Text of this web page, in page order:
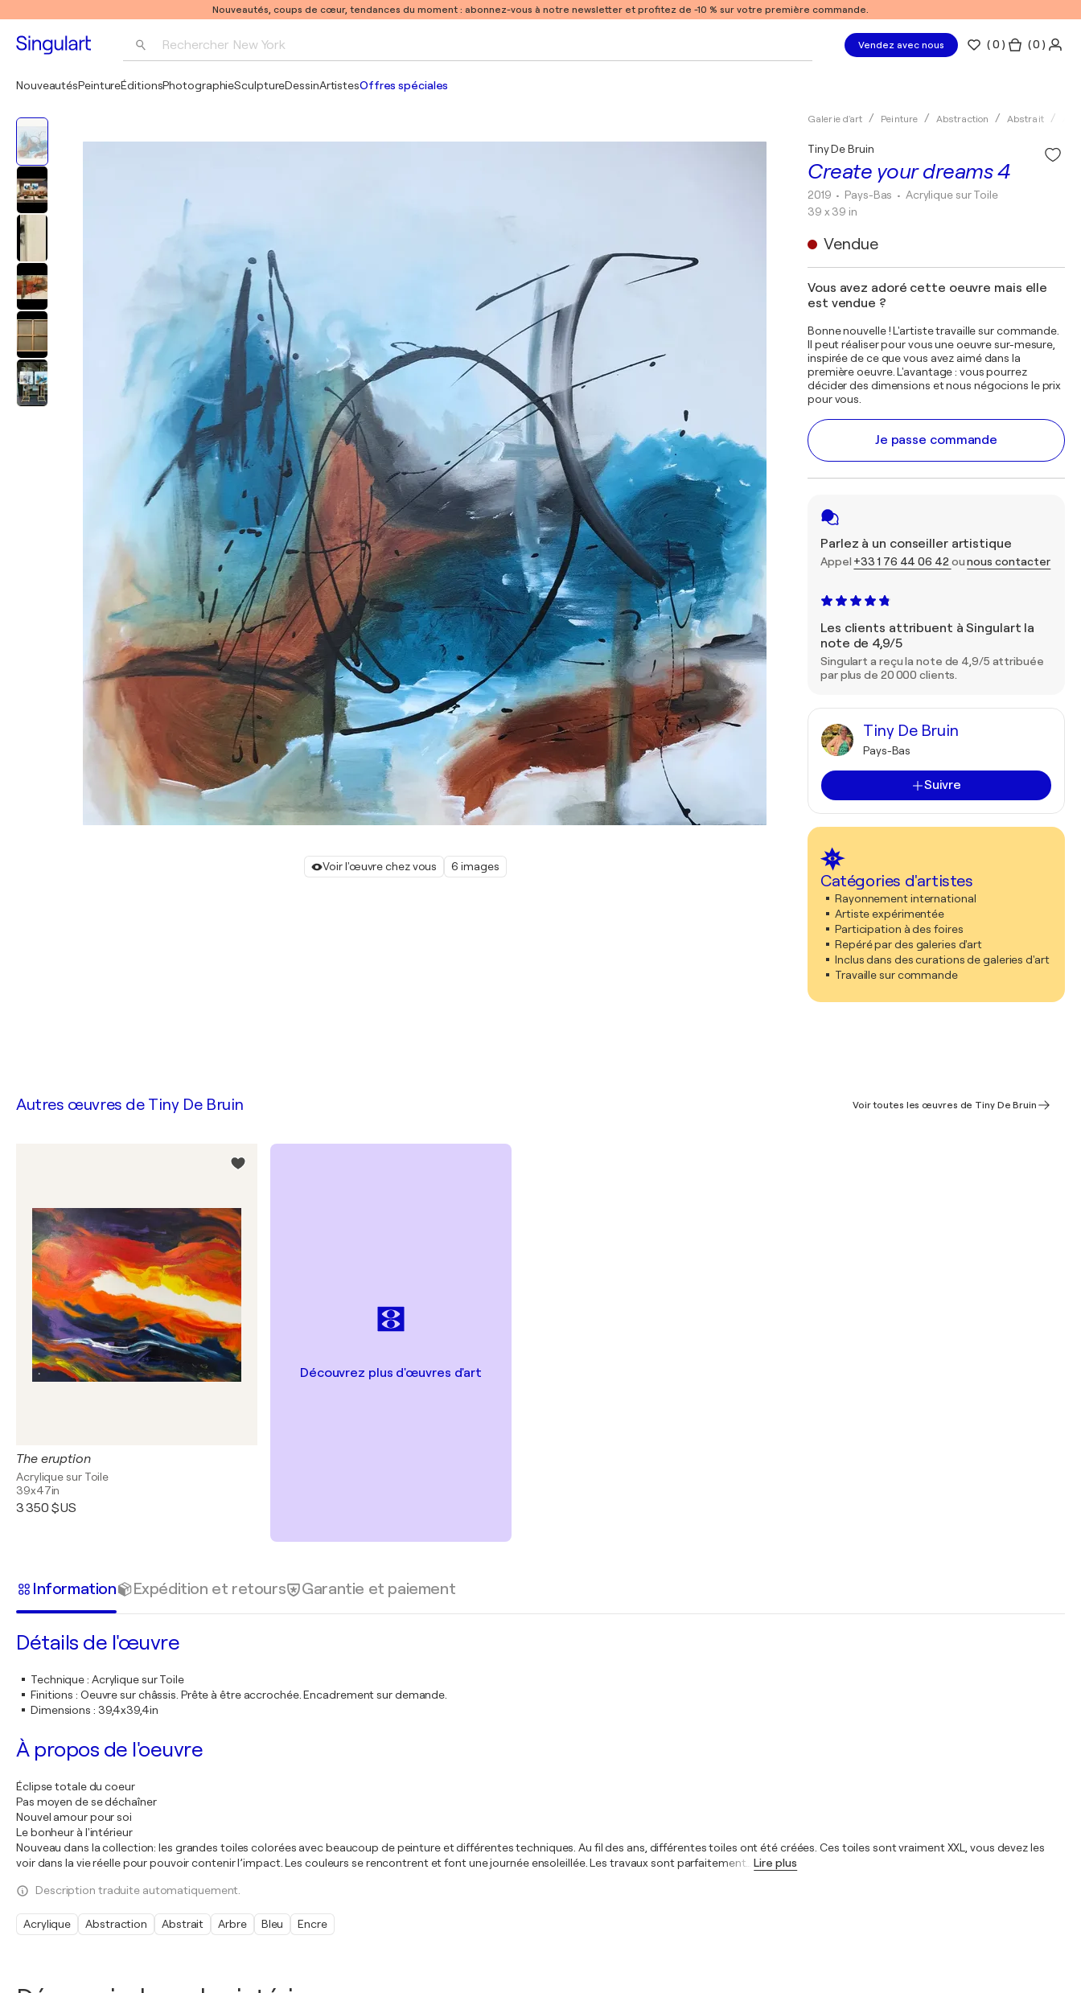
Nouveautés, coups de cœur, tendances du moment : abonnez-vous à notre newsletter et profitez de -10 % sur votre première commande.
Rechercher New York
Pablo Picasso
Vendez avec nous (0 ) ( 0 )
NouveautésPeintureÉditionsPhotographieSculptureDessinArtistesOffres spéciales
Voir l'œuvre chez vous 6 images
Galerie d'art Peinture Abstraction Abstrait
Create your dreams 4
Tiny De Bruin
2019 • Pays-Bas • Acrylique sur Toile
39 x 39 in
Vendue
Vous avez adoré cette oeuvre mais elle
est vendue ?
Bonne nouvelle ! L'artiste travaille sur commande.
Il peut réaliser pour vous une oeuvre sur-mesure,
inspirée de ce que vous avez aimé dans la
première oeuvre. L'avantage : vous pourrez
décider des dimensions et nous négocions le prix
pour vous.
Je passe commande
Parlez à un conseiller artistique
Appel +33 1 76 44 06 42 ounous contacter
Les clients attribuent à Singulart la
note de 4,9/5
Singulart a reçu la note de 4,9/5 attribuée
par plus de 20 000 clients.
Tiny De Bruin
Pays-Bas
Suivre
Catégories d'artistes
Rayonnement international
Artiste expérimentée
Participation à des foires
Repéré par des galeries d'art
Inclus dans des curations de galeries d'art
Travaille sur commande
Autres œuvres de Tiny De Bruin Voir toutes les œuvres de Tiny De Bruin
The eruption
Acrylique sur Toile
39x47in
3 350 $US
Découvrez plus d'œuvres d'art
Information Expédition et retours Garantie et paiement
Détails de l'œuvre
Technique: Acrylique sur Toile
Finitions : Oeuvre sur châssis. Prête à être accrochée. Encadrement sur demande.
Dimensions : 39,4x39,4in
À propos de l'oeuvre
Éclipse totale du coeur
Pas moyen de se déchaîner
Nouvel amour pour soi
Le bonheur à l'intérieur
Nouveau dans la collection: les grandes toiles colorées avec beaucoup de peinture et différentes techniques. Au fil des ans, différentes toiles ont été créées. Ces toiles sont vraiment XXL, vous devez les
voir dans la vie réelle pour pouvoir contenir l’impact. Les couleurs se rencontrent et font une journée ensoleillée. Les travaux sont parfaitement
Lire plus
Description traduite automatiquement.
Acrylique Abstraction Abstrait Arbre Bleu Encre